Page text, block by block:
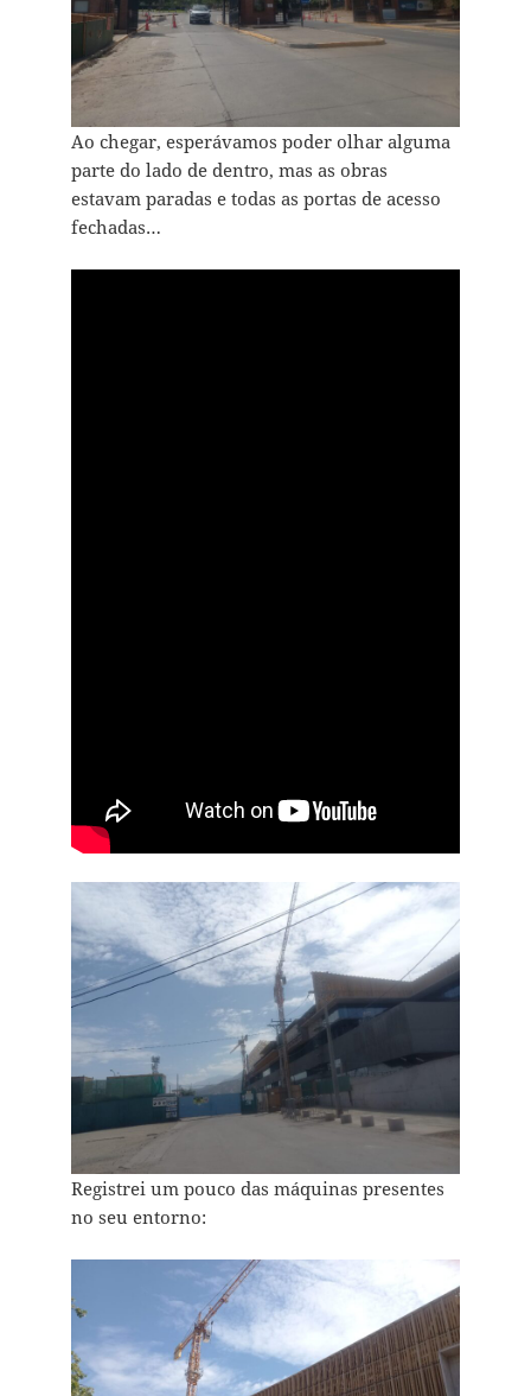
Ao chegar, esperávamos poder olhar alguma
parte do lado de dentro, mas as obras
estavam paradas e todas as portas de acesso
fechadas…
Registrei um pouco das máquinas presentes
no seu entorno: